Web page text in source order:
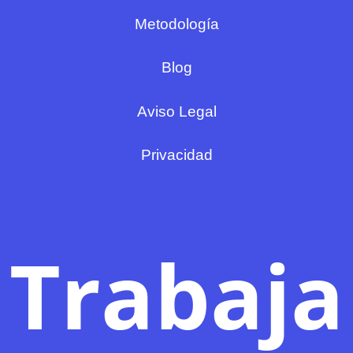
Metodología
Blog
Aviso Legal
Privacidad
Trabaja